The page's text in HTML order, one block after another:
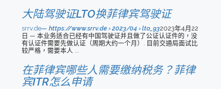
大陆驾驶证LTO换菲律宾驾驶证
srrv.de https://www.srrv.de › 2023/04 › lto_932023年4月22
日 — 本业务适合已经有中国驾驶证并且做了公证认证件的，没
有认证件需要先做认证（周期大约一个月）. 目前交通局面试比
较严格，需要本人 ...
在菲律宾哪些人需要缴纳税务？菲律
宾ITR怎么申请